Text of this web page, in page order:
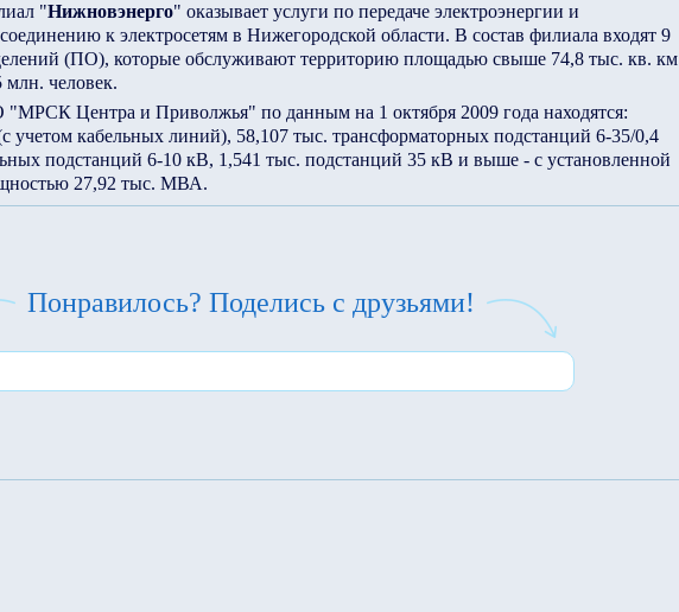
"Нижновэнерго" оказывает услуги по передаче электроэнергии и
к электросетям в Нижегородской области. В состав филиала входят 9
(ПО), которые обслуживают территорию площадью свыше 74,8 тыс. кв. км
млн. человек.
Центра и Приволжья" по данным на 1 октября 2009 года находятся:
учетом кабельных линий), 58,107 тыс. трансформаторных подстанций 6-35/0,4
подстанций 6-10 кВ, 1,541 тыс. подстанций 35 кВ и выше - с установленной
27,92 тыс. МВА.
Понравилось? Поделись с друзьями!